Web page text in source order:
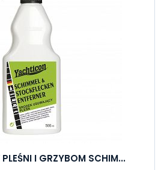
I GRZYBOM SCHIM...